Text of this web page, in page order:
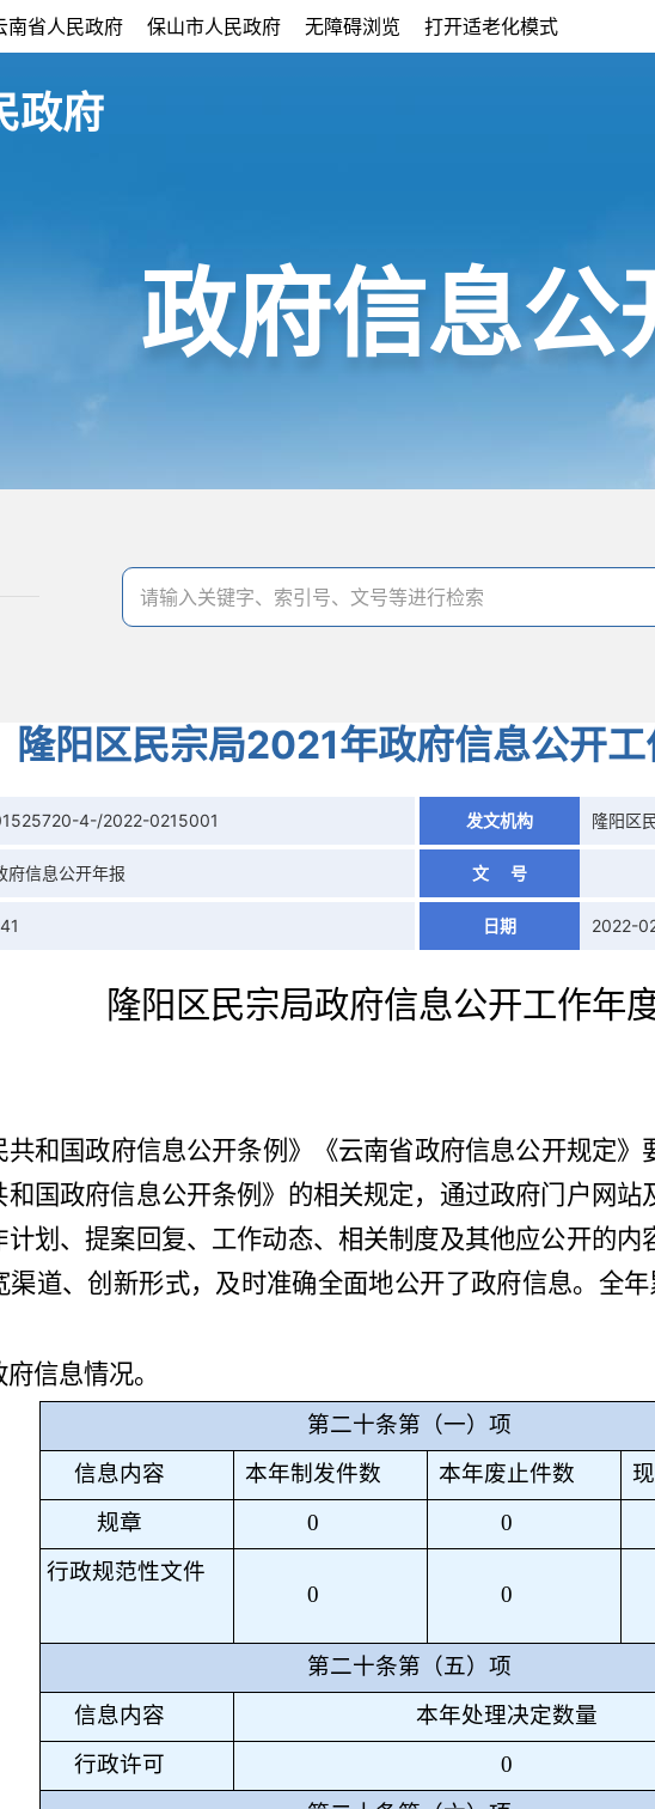
南省人民政府 保山市人民政府 无障碍浏览 打开适老化模式
政府
政府信息公
隆阳区民宗局2021年政府信息公开
4-/2022-0215001 发文机构 隆阳区
府信息公开年报 文 号
日期 2022-
隆阳区民宗局政府信息公开工作年
共和国政府信息公开条例》《云南省政府信息公开规定
国政府信息公开条例》的相关规定，通过政府门户网站
划、提案回复、工作动态、相关制度及其他应公开的
渠道、创新形式，及时准确全面地公开了政府信息。全
信息情况。
第二十条第（一）项
信息内容
本年制发件数 本年废止件数
规章
0 0
行政规范性文件
0
0
第二十条第（五）项
信息内容
本年处理决定数量
行政许可
0